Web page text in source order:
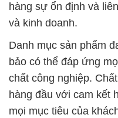
hàng sự ổn định và
và kinh doanh.
Danh mục sản phẩm
bảo có thể đáp ứng
chất công nghiệp.
hàng đầu với cam kết
mọi mục tiêu của